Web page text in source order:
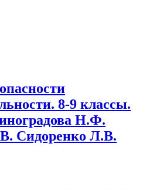
8-9 классы.
Н.Ф.
Сидоренко Л.В.